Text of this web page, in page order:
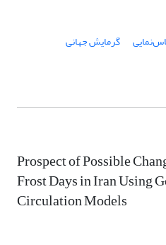
گرمایش جهانی
Prospect of Possible
Frost Days in Iran Using
Circulation Models